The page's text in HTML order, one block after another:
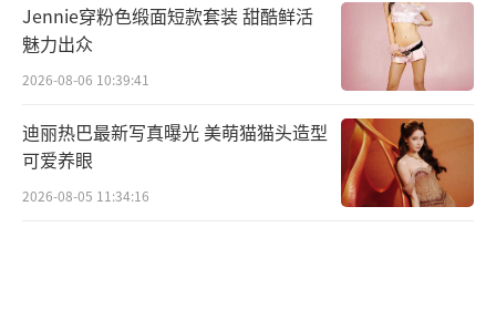
Jennie穿粉色缎面短款套装 甜酷鲜活
魅力出众
2026-08-06 10:39:41
迪丽热巴最新写真曝光 美萌猫猫头造型
可爱养眼
2026-08-05 11:34:16